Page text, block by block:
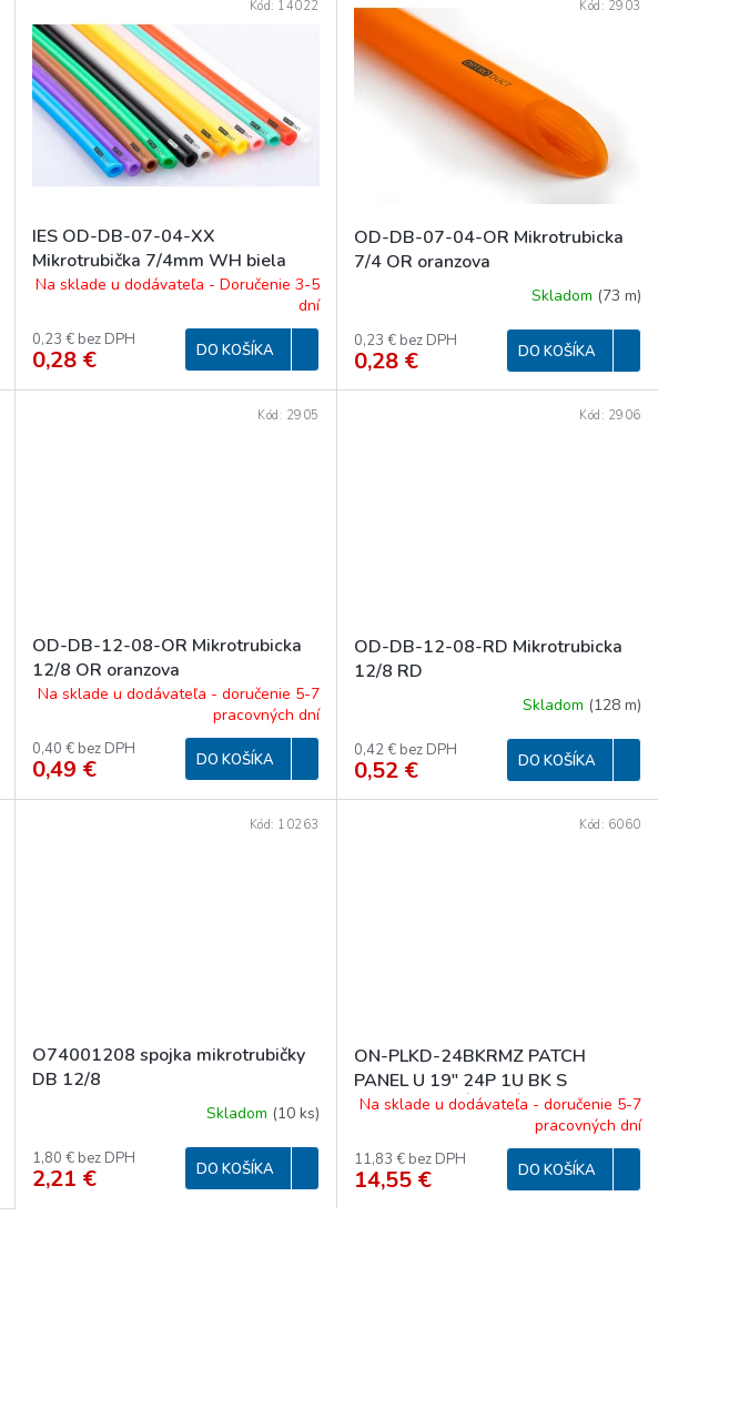
IES OD-DB-07-04-XX
Mikrotrubička 7/4mm WH biela
Na sklade u dodávateľa - Doručenie 3-5
dní
0,23 € bez DPH
0,28 € DO KOŠÍKA
Kód: 14022
OD-DB-07-04-OR Mikrotrubicka
7/4 OR oranzova
Skladom (73 m)
0,23 € bez DPH
0,28 € DO KOŠÍKA
Kód: 2903
OD-DB-12-08-OR Mikrotrubicka
12/8 OR oranzova
Na sklade u dodávateľa - doručenie 5-7
pracovných dní
0,40 € bez DPH
0,49 € DO KOŠÍKA
Kód: 2905
OD-DB-12-08-RD Mikrotrubicka
12/8 RD
Skladom (128 m)
0,42 € bez DPH
0,52 € DO KOŠÍKA
Kód: 2906
O74001208 spojka mikrotrubičky
DB 12/8
Skladom (10 ks)
1,80 € bez DPH
2,21 € DO KOŠÍKA
Kód: 10263
ON-PLKD-24BKRMZ PATCH
PANEL U 19" 24P 1U BK S
VYVÄZOVANÍM PRÁZDNY
Na sklade u dodávateľa - doručenie 5-7
pracovných dní
11,83 € bez DPH
14,55 € DO KOŠÍKA
Kód: 6060